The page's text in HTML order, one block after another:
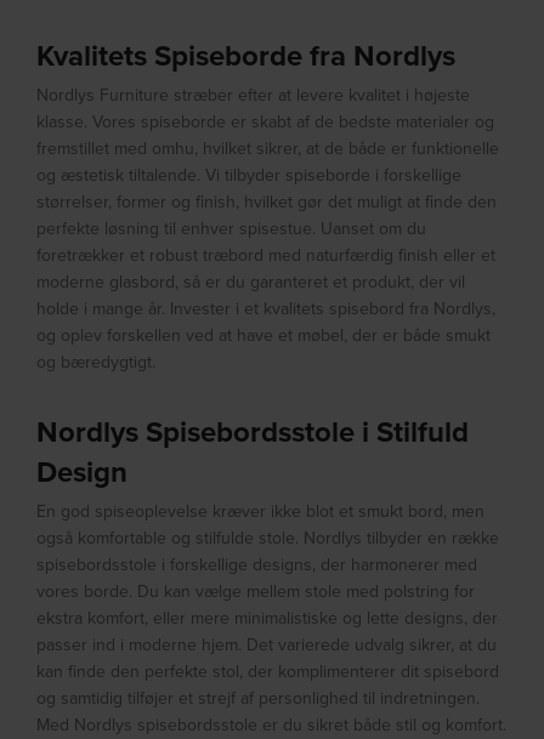
Kvalitets Spiseborde fra Nordlys
Nordlys Furniture stræber efter at levere kvalitet i højeste
klasse. Vores spiseborde er skabt af de bedste materialer og
fremstillet med omhu, hvilket sikrer, at de både er funktionelle
og æstetisk tiltalende. Vi tilbyder spiseborde i forskellige
størrelser, former og finish, hvilket gør det muligt at finde den
perfekte løsning til enhver spisestue. Uanset om du
foretrækker et robust træbord med naturfærdig finish eller et
moderne glasbord, så er du garanteret et produkt, der vil
holde i mange år. Invester i et kvalitets spisebord fra Nordlys,
og oplev forskellen ved at have et møbel, der er både smukt
og bæredygtigt.
Nordlys Spisebordsstole i Stilfuld
Design
En god spiseoplevelse kræver ikke blot et smukt bord, men
også komfortable og stilfulde stole. Nordlys tilbyder en række
spisebordsstole i forskellige designs, der harmonerer med
vores borde. Du kan vælge mellem stole med polstring for
ekstra komfort, eller mere minimalistiske og lette designs, der
passer ind i moderne hjem. Det varierede udvalg sikrer, at du
kan finde den perfekte stol, der komplimenterer dit spisebord
og samtidig tilføjer et strejf af personlighed til indretningen.
Med Nordlys spisebordsstole er du sikret både stil og komfort.